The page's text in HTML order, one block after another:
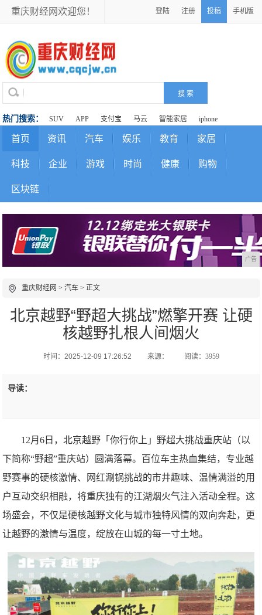
重庆财经网欢迎您！ 登陆 注册 投稿 手机版
热门搜索： SUV APP 支付宝 马云 智能家居 iphone
首页 资讯 汽车 娱乐 教育 家居
科技 企业 游戏 时尚 健康 购物
区块链
广告
重庆财经网 >汽车 > 正文
北京越野“野超大挑战”燃擎开赛 让硬
核越野扎根人间烟火
时间：2025-12-09 17:26:52 来源： 阅读：3959
导读：
12月6日，北京越野「你行你上」野超大挑战重庆站（以
下简称“野超”重庆站）圆满落幕。百位车主热血集结，专业越
野赛事的硬核激情、网红涮锅挑战的市井趣味、温情满溢的用
户互动交织相融，将重庆独有的江湖烟火气注入活动全程。这
场盛会，不仅是硬核越野文化与城市独特风情的双向奔赴，更
让越野的激情与温度，绽放在山城的每一寸土地。